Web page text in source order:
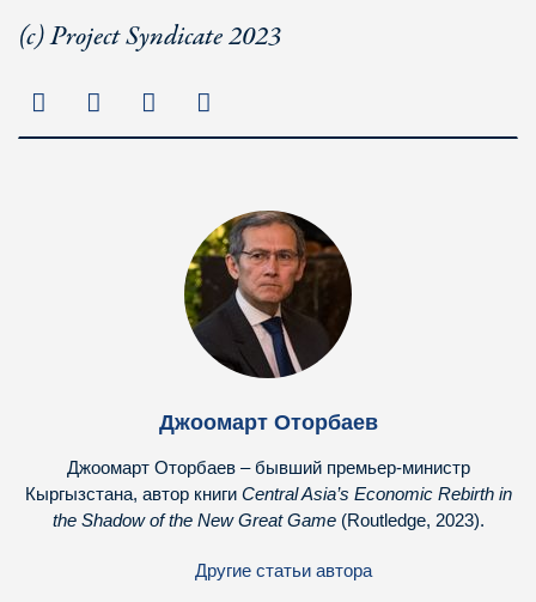
(c) Project Syndicate 2023
Джоомарт Оторбаев
Джоомарт Оторбаев – бывший премьер-министр
Кыргызстана, автор книги Central Asia’s Economic Rebirth in
the Shadow of the New Great Game(Routledge, 2023).
Другие статьи автора